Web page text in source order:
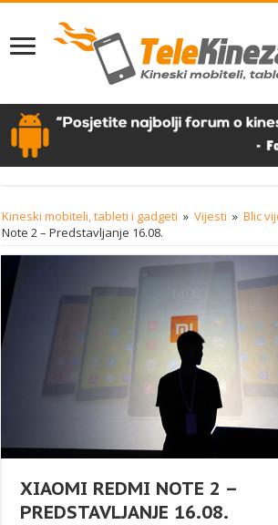
Kineski mobiteli, tableti i gadgeti » Vijesti » Blic
Note 2 – Predstavljanje 16.08.
XIAOMI REDMI NOTE 2 –
PREDSTAVLJANJE 16.08.